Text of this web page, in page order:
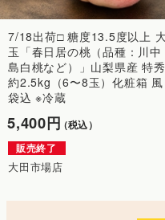
7/18出荷□ 糖度13.5度以上
玉「春日居の桃（品種：川中
島白桃など）」山梨県産 特秀
約2.5kg（6〜8玉）化粧箱 風
袋込 ※冷蔵
5,400円（税込）
販売終了
大田市場店